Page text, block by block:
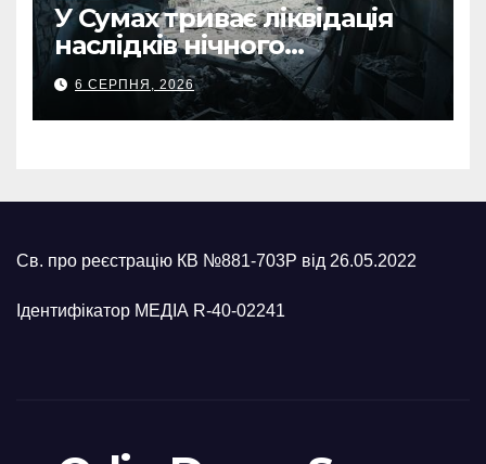
У Сумах триває ліквідація
наслідків нічного
масованого удару КАБами
6 СЕРПНЯ, 2026
Св. про реєстрацію КВ №881-703Р від 26.05.2022
Ідентифікатор МЕДІА R-40-02241